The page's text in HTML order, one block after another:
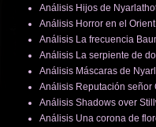
Análisis Hijos de
Análisis Horror en el
Análisis La frecuencia
Análisis La serpiente de
Análisis Máscaras de
Análisis Reputación señor
Análisis Shadows over
Análisis Una corona de